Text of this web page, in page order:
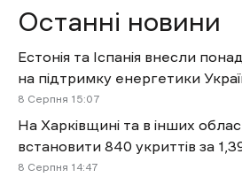
Останні новини
Естонія та Іспанія внесли
на підтримку енергетики
8 Cерпня 15:07
На Харківщині та в інших
встановити 840 укриттів за
8 Cерпня 14:47